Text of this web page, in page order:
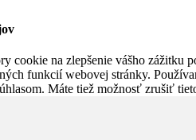
cookie na zlepšenie vášho zážitku
funkcií webovej stránky.
Máte tiež možnosť zrušiť